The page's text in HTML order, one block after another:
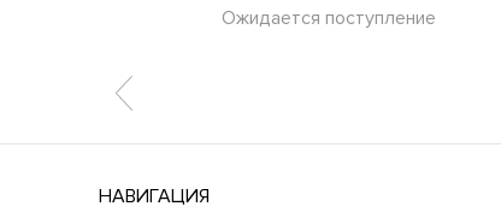
Ожидается поступление
НАВИГАЦИЯ